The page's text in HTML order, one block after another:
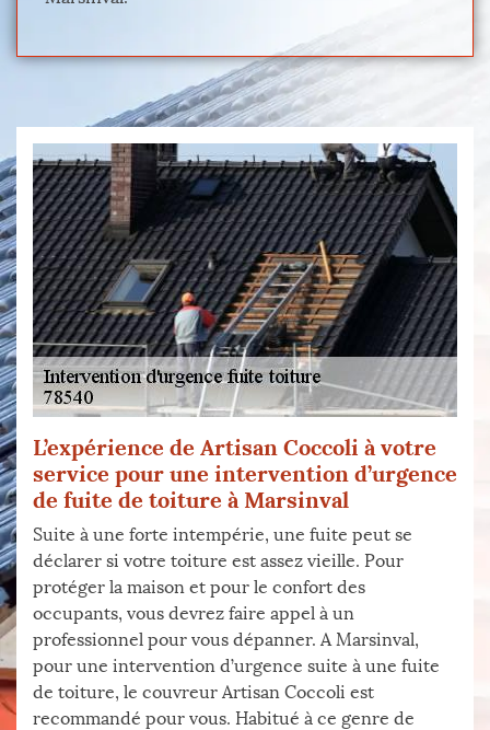
L’expérience de Artisan Coccoli à votre
service pour une intervention d’urgence
de fuite de toiture à Marsinval
Suite à une forte intempérie, une fuite peut se
déclarer si votre toiture est assez vieille. Pour
protéger la maison et pour le confort des
occupants, vous devrez faire appel à un
professionnel pour vous dépanner. A Marsinval,
pour une intervention d’urgence suite à une fuite
de toiture, le couvreur Artisan Coccoli est
recommandé pour vous. Habitué à ce genre de